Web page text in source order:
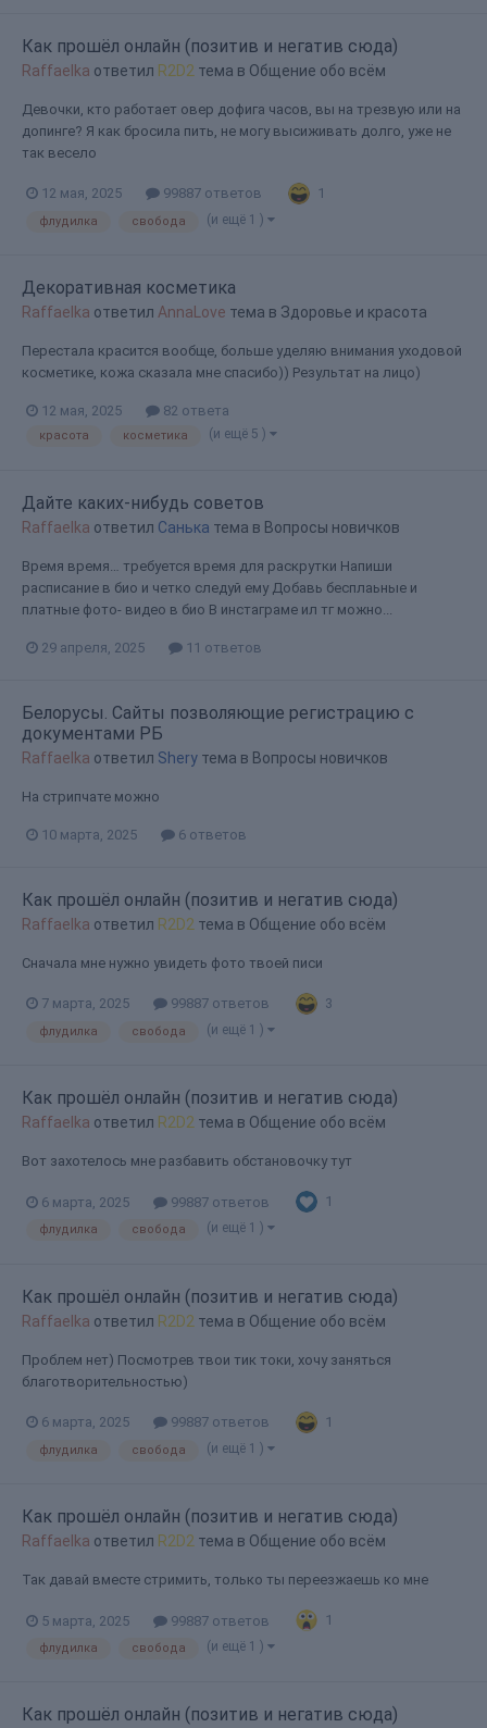
Как прошёл онлайн (позитив и негатив сюда)
Raffaelka ответил R2D2 тема в Общение обо всём
Девочки, кто работает овер дофига часов, вы на трезвую или на
допинге? Я как бросила пить, не могу высиживать долго, уже не
так весело
12 мая, 2025 99887 ответов 1
флудилка свобода (и ещё 1 )
Декоративная косметика
Raffaelka ответил AnnaLove тема в Здоровье и красота
Перестала красится вообще, больше уделяю внимания уходовой
косметике, кожа сказала мне спасибо)) Результат на лицо)
12 мая, 2025 82 ответа
красота косметика (и ещё 5 )
Дайте каких-нибудь советов
Raffaelka ответил Санька тема в Вопросы новичков
Время время… требуется время для раскрутки Напиши
расписание в био и четко следуй ему Добавь бесплаьные и
платные фото- видео в био В инстаграме ил тг можно...
29 апреля, 2025 11 ответов
Белорусы. Сайты позволяющие регистрацию с
документами РБ
Raffaelka ответил Shery тема в Вопросы новичков
На стрипчате можно
10 марта, 2025 6 ответов
Как прошёл онлайн (позитив и негатив сюда)
Raffaelka ответил R2D2 тема в Общение обо всём
Сначала мне нужно увидеть фото твоей писи
7 марта, 2025 99887 ответов 3
флудилка свобода (и ещё 1 )
Как прошёл онлайн (позитив и негатив сюда)
Raffaelka ответил R2D2 тема в Общение обо всём
Вот захотелось мне разбавить обстановочку тут
6 марта, 2025 99887 ответов 1
флудилка свобода (и ещё 1 )
Как прошёл онлайн (позитив и негатив сюда)
Raffaelka ответил R2D2 тема в Общение обо всём
Проблем нет) Посмотрев твои тик токи, хочу заняться
благотворительностью)
6 марта, 2025 99887 ответов 1
флудилка свобода (и ещё 1 )
Как прошёл онлайн (позитив и негатив сюда)
Raffaelka ответил R2D2 тема в Общение обо всём
Так давай вместе стримить, только ты переезжаешь ко мне
5 марта, 2025 99887 ответов 1
флудилка свобода (и ещё 1 )
Как прошёл онлайн (позитив и негатив сюда)